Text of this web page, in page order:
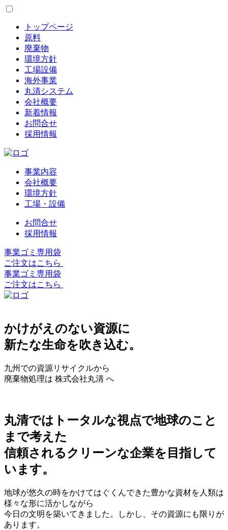
トップページ
原料
廃棄物
環境方針
工場設備
海外事業
丸清システム
会社概要
新着情報
お問合せ
採用情報
事業内容
会社概要
環境方針
工場・設備
お問合せ
採用情報
事業ゴミ専用袋
ご注文はこちら
事業ゴミ専用袋
ご注文はこちら
かけがえのない資源に
新たな生命を吹き込む。
九州での資源リサイクルから
廃棄物処理は 株式会社丸清 へ
丸清ではトータルな視点で地球のこと
まで考えた
信頼されるクリーンな企業を目指して
います。
地球が悠久の時をかけてはぐくんできた豊かな資材を人類は
様々な形に活かしながら
今日の文明を築いてきました。しかし、その資源にも限りが
あります。